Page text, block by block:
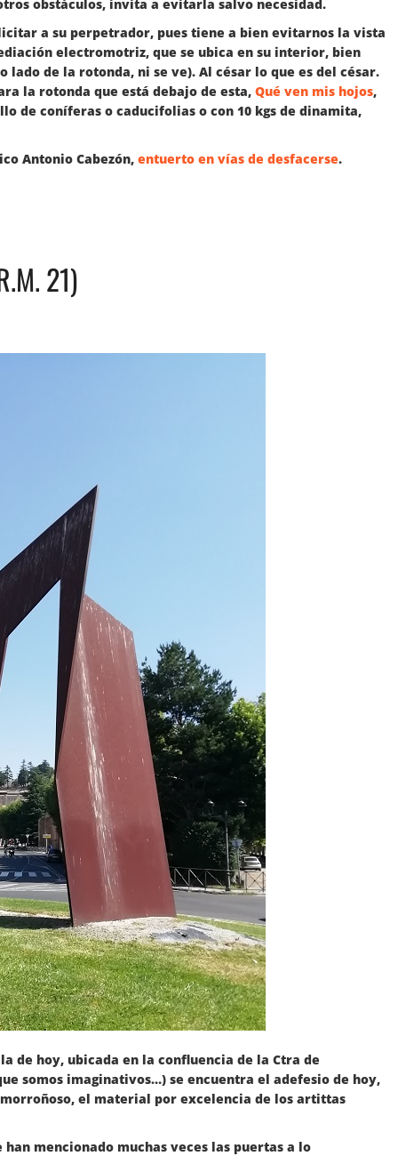
obstáculos, invita a evitarla salvo necesidad.
a su perpetrador, pues tiene a bien evitarnos la vista
electromotriz, que se ubica en su interior, bien
de la rotonda, ni se ve). Al césar lo que es del césar.
la rotonda que está debajo de esta, Qué ven mis hojos,
de coníferas o caducifolias o con 10 kgs de dinamita,
Antonio Cabezón, entuerto en vías de desfacerse.
21)
de hoy, ubicada en la confluencia de la Ctra de
somos imaginativos…) se encuentra el adefesio de hoy,
el material por excelencia de los artittas
mencionado muchas veces las puertas a lo